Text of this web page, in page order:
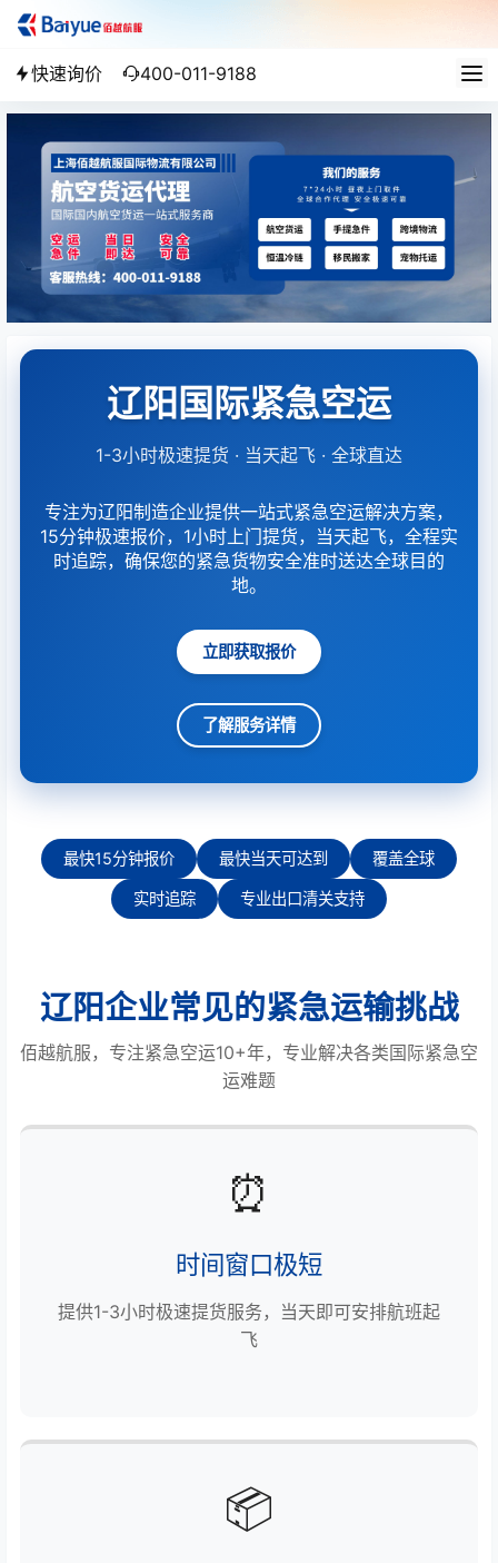
快速询价 400-011-9188
辽阳国际紧急空运
1-3小时极速提货 · 当天起飞 · 全球直达
专注为辽阳制造企业提供一站式紧急空运解决方案，
15分钟极速报价，1小时上门提货，当天起飞，全程实
时追踪，确保您的紧急货物安全准时送达全球目的
地。
立即获取报价
了解服务详情
最快15分钟报价 最快当天可达到 覆盖全球
实时追踪 专业出口清关支持
辽阳企业常见的紧急运输挑战
佰越航服，专注紧急空运10+年，专业解决各类国际紧急空
运难题
⏰
时间窗口极短
提供1-3小时极速提货服务，当天即可安排航班起
飞
📦